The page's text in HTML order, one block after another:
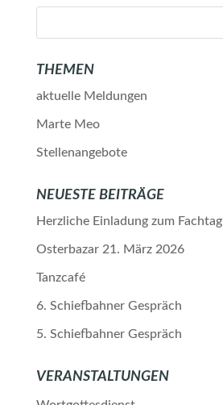
THEMEN
aktuelle Meldungen
Marte Meo
Stellenangebote
NEUESTE BEITRÄGE
Herzliche Einladung zum Fachtag
Osterbazar 21. März 2026
Tanzcafé
6. Schiefbahner Gespräch
5. Schiefbahner Gespräch
VERANSTALTUNGEN